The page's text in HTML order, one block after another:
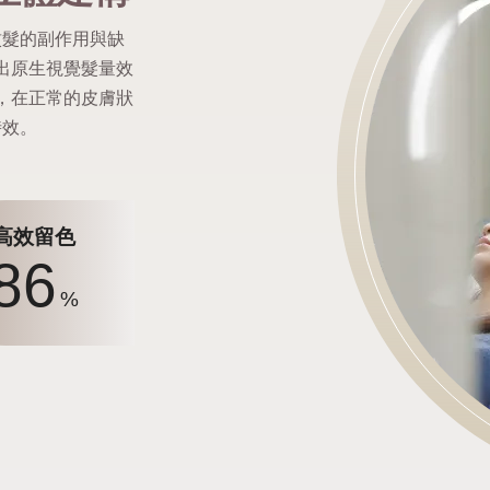
的副作用與缺
原生視覺髮量效
在正常的皮膚狀
。
效留色